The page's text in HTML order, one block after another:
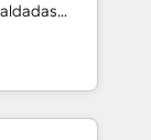
needs
por
las